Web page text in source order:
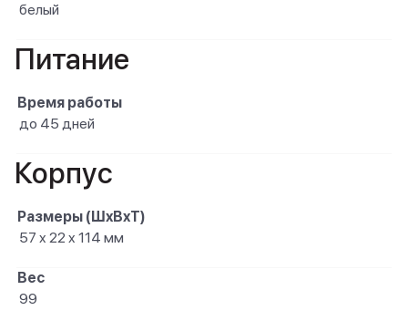
белый
Питание
Время работы
до 45 дней
Корпус
Размеры (ШxВxТ)
57 x 22 x 114 мм
Вес
99